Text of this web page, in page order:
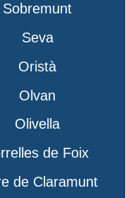
Sobremunt
Seva
Oristà
Olvan
Olivella
de Foix
de Claramunt